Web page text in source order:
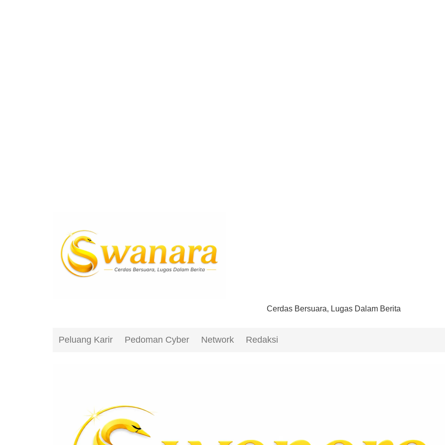
Cerdas Bersuara, Lugas Dalam Berita
Peluang Karir Pedoman Cyber Network Redaksi